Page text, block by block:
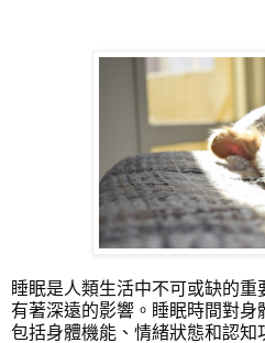
睡眠是人類生活中不可或缺的
有著深遠的影響。睡眠時間對身
包括身體機能、情緒狀態和認知